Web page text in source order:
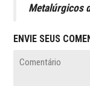
Metalúrgicos
ENVIE SEUS